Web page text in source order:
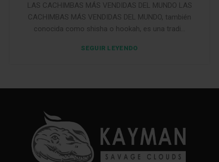
LAS CACHIMBAS MÁS VENDIDAS DEL MUNDO LAS
CACHIMBAS MÁS VENDIDAS DEL MUNDO, también
conocida como shisha o hookah, es una tradi...
SEGUIR LEYENDO